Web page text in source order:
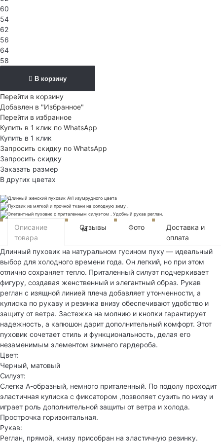
60
54
62
56
64
58
В корзину
Перейти в корзину
Добавлен в "Избранное"
Перейти в избранное
Купить в 1 клик по WhatsApp
Купить в 1 клик
Запросить скидку по WhatsApp
Запросить скидку
Заказать размер
В других цветах
Описание
товара
Отзывы
14 Фото
Доставка и
оплата
Длинный пуховик на натуральном гусином пуху — идеальный
выбор для холодного времени года. Он легкий, но при этом
отлично сохраняет тепло. Приталенный силуэт подчеркивает
фигуру, создавая женственный и элегантный образ. Рукав
реглан с изящной линией плеча добавляет утонченности, а
кулиска по рукаву и резинка внизу обеспечивают удобство и
защиту от ветра. Застежка на молнию и кнопки гарантирует
надежность, а капюшон дарит дополнительный комфорт. Этот
пуховик сочетает стиль и функциональность, делая его
незаменимым элементом зимнего гардероба.
Цвет:
Черный, матовый
Силуэт:
Слегка А-образный, немного приталенный. По подолу проходит
эластичная кулиска с фиксатором ,позволяет сузить по низу и
играет роль дополнительной защиты от ветра и холода.
Прострочка горизонтальная.
Рукав:
Реглан, прямой, книзу присобран на эластичную резинку.